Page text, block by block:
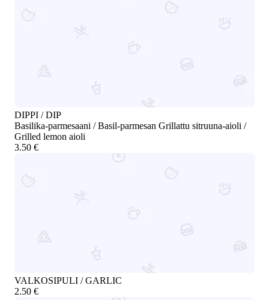
DIPPI / DIP
Basilika-parmesaani / Basil-parmesan Grillattu sitruuna-aioli /
Grilled lemon aioli
3.50 €
VALKOSIPULI / GARLIC
2.50 €